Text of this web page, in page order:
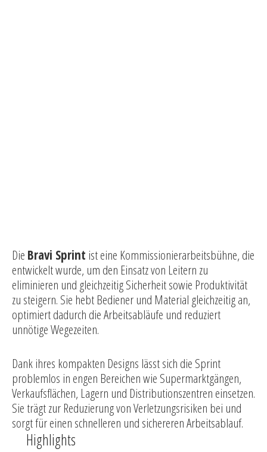
Die Bravi Sprint ist eine Kommissionierarbeitsbühne, die
entwickelt wurde, um den Einsatz von Leitern zu
eliminieren und gleichzeitig Sicherheit sowie Produktivität
zu steigern. Sie hebt Bediener und Material gleichzeitig an,
optimiert dadurch die Arbeitsabläufe und reduziert
unnötige Wegezeiten.
Dank ihres kompakten Designs lässt sich die Sprint
problemlos in engen Bereichen wie Supermarktgängen,
Verkaufsflächen, Lagern und Distributionszentren einsetzen.
Sie trägt zur Reduzierung von Verletzungsrisiken bei und
sorgt für einen schnelleren und sichereren Arbeitsablauf.
Highlights